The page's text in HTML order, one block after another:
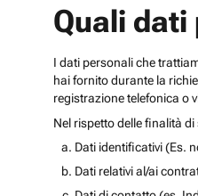
Quali
I dati personali che
hai fornito durante la
registrazione telefonica o
Nel rispetto delle finalità
Dati identificativi (Es.
Dati relativi al/ai